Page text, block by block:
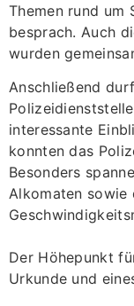
Themen rund um
besprach. Auch
wurden
Anschließend
interessante
konnten das
Besonders
Alkomaten sowie
Der Höhepunkt
Urkunde und